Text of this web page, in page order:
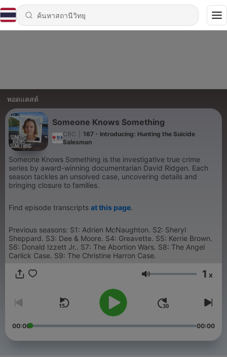
พอดแคสต์
Someone Knows Something
CBC
167 - Introducing: Hunting the Suicide
Salesman
Someone Knows Something is the investigative true crime
series by award-winning documentarian David Ridgen. Each
season tackles an unsolved case, uncovering details and
bringing closure to families.
Find episode transcripts at this page.
Previous seasons: S1: Adrien McNaughton. S2: Sheryl
Sheppard. S3: Dee & Moore. S4: Greavette. S5: Kerrie Brown.
S6: Donald Izzett Jr.. S7: The Abortion Wars. S8: The Angel
Carlick Case. S9: The Christine Harron Case.
ระดับเสียง 1 x
00:00 00:00